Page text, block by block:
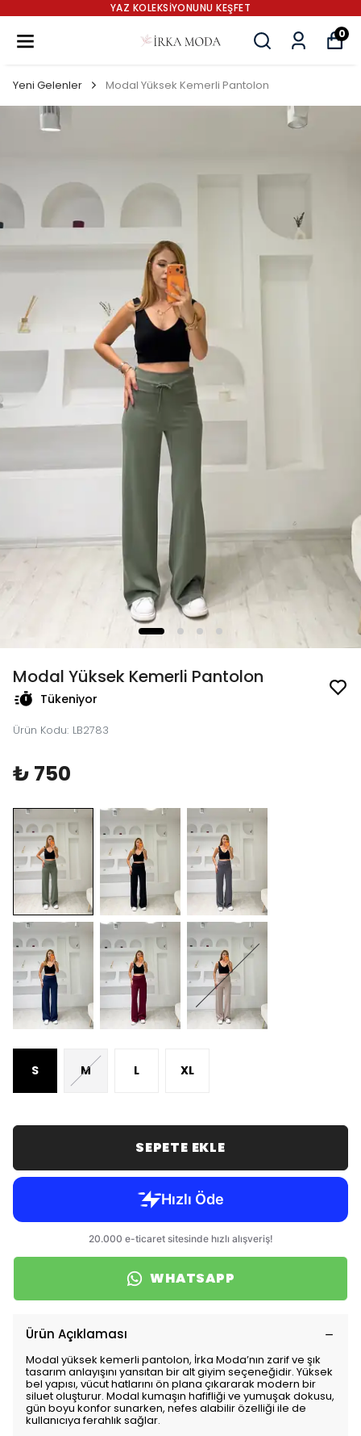
YAZ KOLEKSİYONUNU KEŞFET
0
Yeni Gelenler Modal Yüksek Kemerli Pantolon
Modal Yüksek Kemerli Pantolon
Tükeniyor
Ürün Kodu: LB2783
₺ 750
S M L XL
SEPETE EKLE
WHATSAPP
Ürün Açıklaması
Modal yüksek kemerli pantolon, İrka Moda’nın zarif ve şık
tasarım anlayışını yansıtan bir alt giyim seçeneğidir. Yüksek
bel yapısı, vücut hatlarını ön plana çıkararak modern bir
siluet oluşturur. Modal kumaşın hafifliği ve yumuşak dokusu,
gün boyu konfor sunarken, nefes alabilir özelliği ile de
kullanıcıya ferahlık sağlar.